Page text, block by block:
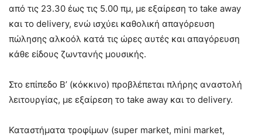
από τις 23.30 έως τις 5.00 πμ, με εξαίρεση τo take away
και τo delivery, ενώ ισχύει καθολική απαγόρευση
πώλησης αλκοόλ κατά τις ώρες αυτές και απαγόρευση
κάθε είδους ζωντανής μουσικής.
Στο επίπεδο Β’ (κόκκινο) προβλέπεται πλήρης αναστολή
λειτουργίας, με εξαίρεση το take away και το delivery.
Καταστήματα τροφίμων (super market, mini market,